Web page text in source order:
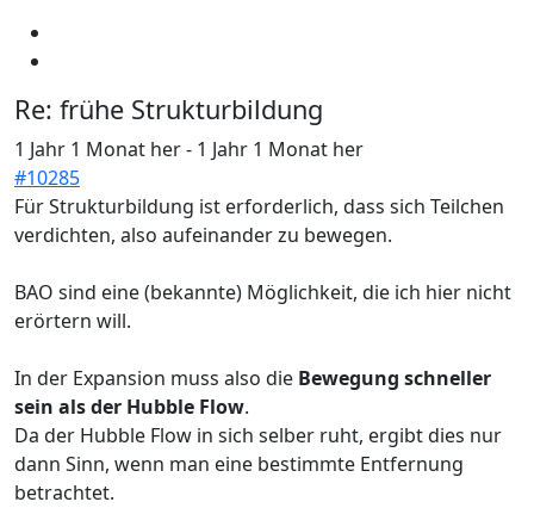
Re: frühe Strukturbildung
1 Jahr 1 Monat her- 1 Jahr 1 Monat her
#10285
Für Strukturbildung ist erforderlich, dass sich Teilchen
verdichten, also aufeinander zu bewegen.
BAO sind eine (bekannte) Möglichkeit, die ich hier nicht
erörtern will.
In der Expansion muss also die Bewegung schneller
sein als der Hubble Flow.
Da der Hubble Flow in sich selber ruht, ergibt dies nur
dann Sinn, wenn man eine bestimmte Entfernung
betrachtet.